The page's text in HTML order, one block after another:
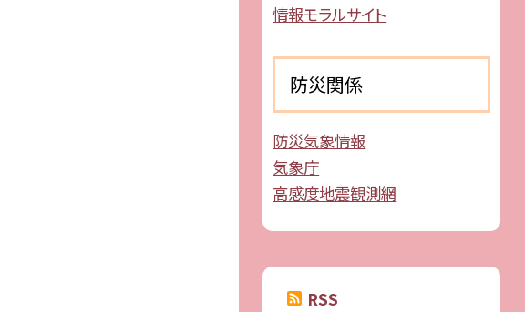
情報モラルサイト
防災関係
防災気象情報
気象庁
高感度地震観測網
RSS